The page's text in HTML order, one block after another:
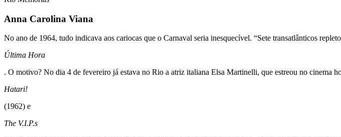
Anna Carolina Viana
No ano de 1964, tudo indicava aos cariocas que o Carnaval seria inesquecível. “Sete transatlânticos
Última Hora
. O motivo? No dia 4 de fevereiro já estava no Rio a atriz italiana Elsa Martinelli, que estreou no cinema
Hatari!
(1962) e
The V.I.P.s